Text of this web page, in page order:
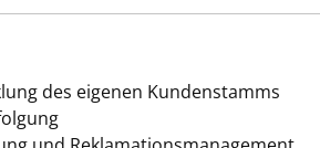
des eigenen Kundenstamms